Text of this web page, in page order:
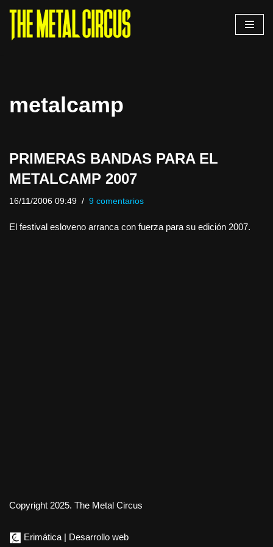
Saltar
metalcamp
PRIMERAS BANDAS PARA EL
METALCAMP 2007
16/11/2006 09:49 9 comentarios
El festival esloveno arranca con fuerza para su edición 2007.
Copyright 2025. The Metal Circus
Erimática | Desarrollo web